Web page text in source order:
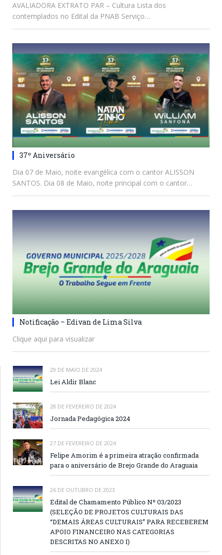
AVALIADORA EXTRATO PAR – Cultura Lista dos
contemplados no Edital da PNAB Serviço…
37º Aniversário
Dia 07 de Maio, noite evangélica com o cantor ALISSON
SANTOS. Dia 08 de Maio, noite principal com o cantor…
Notificação – Edivan de Lima Silva
Clique aqui para visualizar
29 DE MAIO DE 2024
Lei Aldir Blanc
28 DE FEVEREIRO DE 2024
Jornada Pedagógica 2024
27 DE FEVEREIRO DE 2024
Felipe Amorim é a primeira atração confirmada
para o aniversário de Brejo Grande do Araguaia
26 DE OUTUBRO DE 2023
Edital de Chamamento Público Nº 03/2023
(SELEÇÃO DE PROJETOS CULTURAIS DAS
“DEMAIS ÁREAS CULTURAIS” PARA RECEBEREM
APOIO FINANCEIRO NAS CATEGORIAS
DESCRITAS NO ANEXO I)